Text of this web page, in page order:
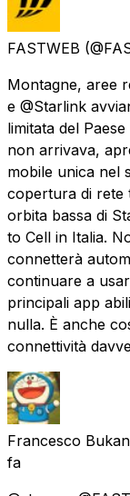
FASTWEB
Montagne, aree
e @Starlink
limitata del
non arrivava,
mobile unica nel
copertura di rete
orbita bassa di
to Cell in Italia.
connetterà
continuare a
principali app
nulla. È anche
connettività
Francesco
fa